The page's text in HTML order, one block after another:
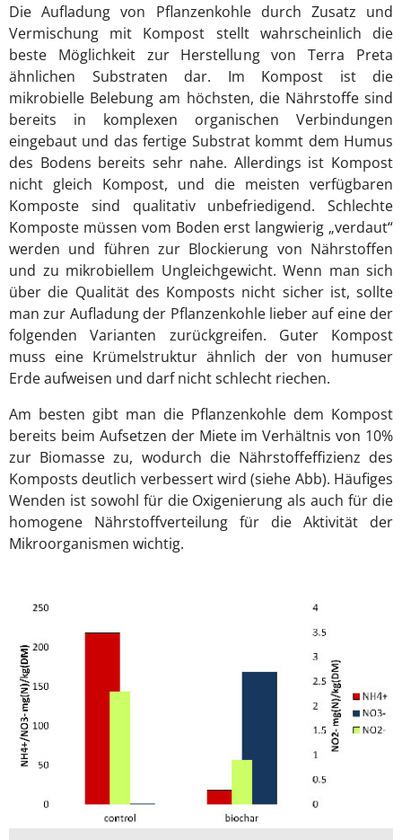
Die Aufladung von Pflanzenkohle durch Zusatz und
Vermischung mit Kompost stellt wahrscheinlich die
beste Möglichkeit zur Herstellung von Terra Preta
ähnlichen Substraten dar. Im Kompost ist die
mikrobielle Belebung am höchsten, die Nährstoffe sind
bereits in komplexen organischen Verbindungen
eingebaut und das fertige Substrat kommt dem Humus
des Bodens bereits sehr nahe. Allerdings ist Kompost
nicht gleich Kompost, und die meisten verfügbaren
Komposte sind qualitativ unbefriedigend. Schlechte
Komposte müssen vom Boden erst langwierig „verdaut“
werden und führen zur Blockierung von Nährstoffen
und zu mikrobiellem Ungleichgewicht. Wenn man sich
über die Qualität des Komposts nicht sicher ist, sollte
man zur Aufladung der Pflanzenkohle lieber auf eine der
folgenden Varianten zurückgreifen. Guter Kompost
muss eine Krümelstruktur ähnlich der von humuser
Erde aufweisen und darf nicht schlecht riechen.
Am besten gibt man die Pflanzenkohle dem Kompost
bereits beim Aufsetzen der Miete im Verhältnis von 10%
zur Biomasse zu, wodurch die Nährstoffeffizienz des
Komposts deutlich verbessert wird (siehe Abb). Häufiges
Wenden ist sowohl für die Oxigenierung als auch für die
homogene Nährstoffverteilung für die Aktivität der
Mikroorganismen wichtig.